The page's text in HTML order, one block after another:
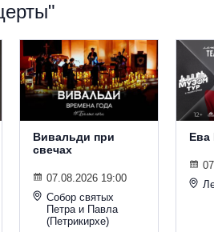
Вивальди при
свечах
07.08.2026 19:00
Собор святых
Петра и Павла
(Петрикирхе)
Ева